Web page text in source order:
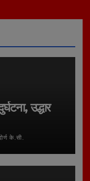
उद्धार
के.सी.